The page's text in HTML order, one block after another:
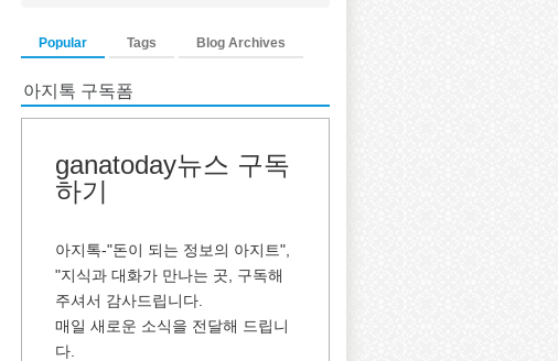
Popular Tags Blog Archives
아지톡 구독폼
ganatoday뉴스 구독
하기
아지톡-"돈이 되는 정보의 아지트",
"지식과 대화가 만나는 곳, 구독해
주셔서 감사드립니다.
매일 새로운 소식을 전달해 드립니
다.